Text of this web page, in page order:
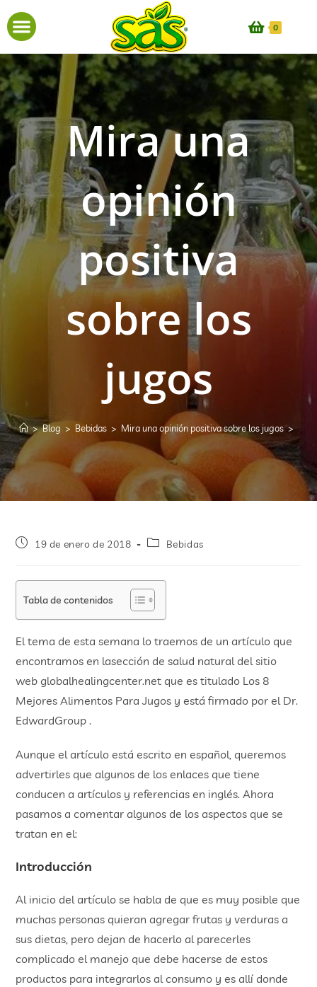
0
Mira una
opinión
positiva
sobre los
jugos
> Blog > Bebidas > Mira una opinión positiva sobre los jugos >
19 de enero de 2018 Bebidas
Tabla de contenidos
El tema de esta semana lo traemos de un artículo que
encontramos en lasección de salud natural del sitio
web globalhealingcenter.net que es titulado Los 8
Mejores Alimentos Para Jugos y está firmado por el Dr.
EdwardGroup .
Aunque el artículo está escrito en español, queremos
advertirles que algunos de los enlaces que tiene
conducen a artículos y referencias en inglés. Ahora
pasamos a comentar algunos de los aspectos que se
tratan en el:
Introducción
Al inicio del artículo se habla de que es muy posible que
muchas personas quieran agregar frutas y verduras a
sus dietas, pero dejan de hacerlo al parecerles
complicado el manejo que debe hacerse de estos
productos para integrarlos al consumo y es allí donde